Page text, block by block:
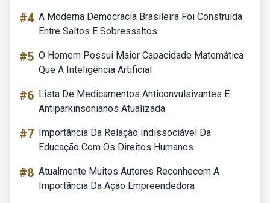
#4 A Moderna Democracia Brasileira Foi Construída
Entre Saltos E Sobressaltos
#5 O Homem Possui Maior Capacidade Matemática
Que A Inteligência Artificial
#6 Lista De Medicamentos Anticonvulsivantes E
Antiparkinsonianos Atualizada
#7 Importância Da Relação Indissociável Da
Educação Com Os Direitos Humanos
#8 Atualmente Muitos Autores Reconhecem A
Importância Da Ação Empreendedora